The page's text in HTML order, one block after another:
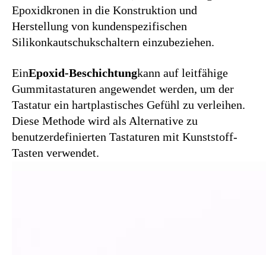
Tastatur ein hartplastisches Gefühl zu verleihen.
Diese Methode wird als Alternative zu
benutzerdefinierten Tastaturen mit Kunststoff-